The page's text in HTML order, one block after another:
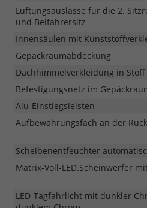
Lüftungsauslässe für die 2.
und Beifahrersitz
Innensäulen mit
Gepäckraumabdeckung
Dachhimmelverkleidung in Stoff
Befestigungsnetz im
Alu-Einstiegsleisten
Aufbewahrungsfach an der
Scheibenentfeuchter
Matrix-Voll-LED.Scheinwerfer
LED-Tagfahrlicht mit dunkler